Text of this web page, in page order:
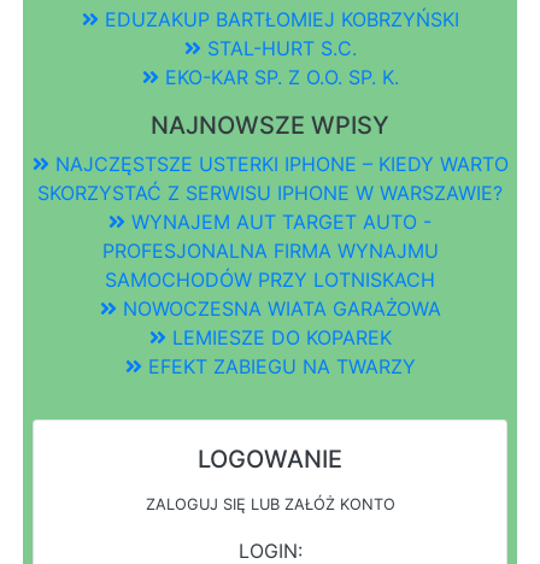
EDUZAKUP BARTŁOMIEJ KOBRZYŃSKI
STAL-HURT S.C.
EKO-KAR SP. Z O.O. SP. K.
NAJNOWSZE WPISY
NAJCZĘSTSZE USTERKI IPHONE – KIEDY WARTO
SKORZYSTAĆ Z SERWISU IPHONE W WARSZAWIE?
WYNAJEM AUT TARGET AUTO -
PROFESJONALNA FIRMA WYNAJMU
SAMOCHODÓW PRZY LOTNISKACH
NOWOCZESNA WIATA GARAŻOWA
LEMIESZE DO KOPAREK
EFEKT ZABIEGU NA TWARZY
LOGOWANIE
ZALOGUJ SIĘ LUB ZAŁÓŻ KONTO
LOGIN: